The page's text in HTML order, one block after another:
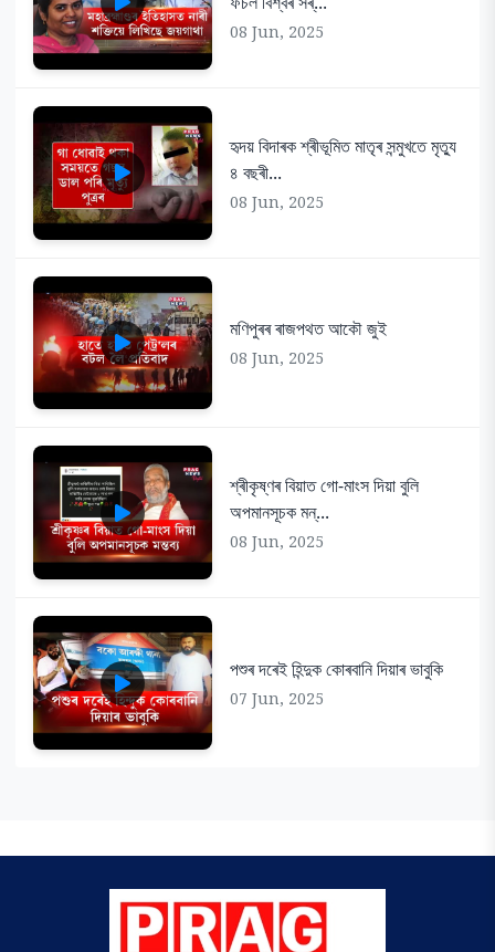
08 Jun, 2025
হৃদয় বিদাৰক শ্ৰীভূমিত মাতৃৰ সন্মুখতে মৃত্যু
৪ বছৰী...
08 Jun, 2025
মণিপুৰৰ ৰাজপথত আকৌ জুই
08 Jun, 2025
শ্ৰীকৃষ্ণৰ বিয়াত গো-মাংস দিয়া বুলি
অপমানসূচক মন্...
08 Jun, 2025
পশুৰ দৰেই হিন্দুক কোৰবানি দিয়াৰ ভাবুকি
07 Jun, 2025